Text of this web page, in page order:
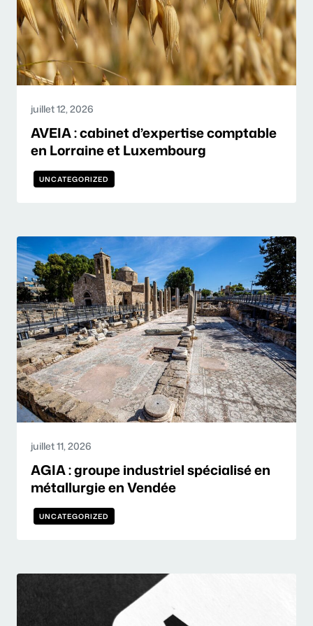
juillet 12, 2026
AVEIA : cabinet d’expertise comptable
en Lorraine et Luxembourg
UNCATEGORIZED
juillet 11, 2026
AGIA : groupe industriel spécialisé en
métallurgie en Vendée
UNCATEGORIZED